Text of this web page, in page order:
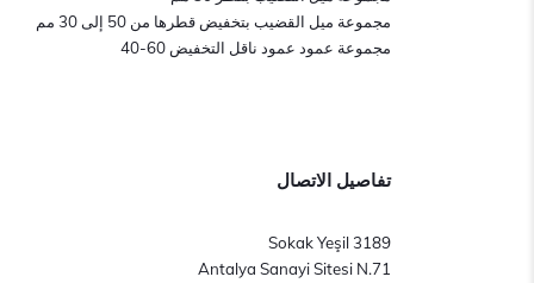
مجموعة ميل القضيب بتخفيض قطرها من 50 إلى 30 مم
مجموعة عمود عمود ناقل التخفيض 60-40
تفاصيل الاتصال
3189 Sokak Yeşil
Antalya Sanayi Sitesi N.71